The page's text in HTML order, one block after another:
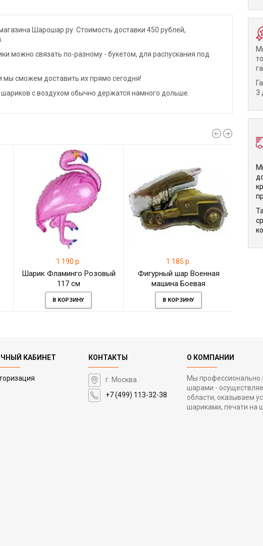
Шарошар.ру. Стоимость доставки 450 рублей,
можно связать по-разному - букетом, для распускания под
сможем доставить их прямо сегодня!
с воздухом обычно держатся намного дольше.
1 190 р.
Шарик Фламинго Розовый
117 см
В КОРЗИНУ
1 185 р.
Фигурный шар Военная
машина Боевая
В КОРЗИНУ
3
КАБИНЕТ КОНТАКТЫ
г. Москва
+7 (499) 113-32-38
О КОМПАНИИ
Мы
шарами -
области, оказываем
шариками, печати на